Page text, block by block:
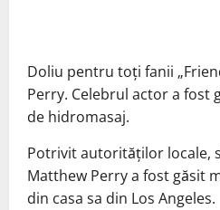
Doliu pentru toți fanii
Perry. Celebrul actor a fost
de hidromasaj.
Potrivit autorităților locale,
Matthew Perry a fost găsit
din casa sa din Los Angeles.